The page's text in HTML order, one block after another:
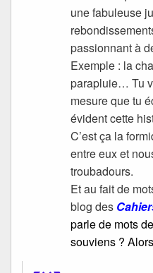
une fabuleuse
passionnant à
Exemple : la
parapluie… Tu
mesure que tu
évident cette
C’est ça la
entre eux et
troubadours.
Et au fait de
blog des
parle de mots
souviens ?